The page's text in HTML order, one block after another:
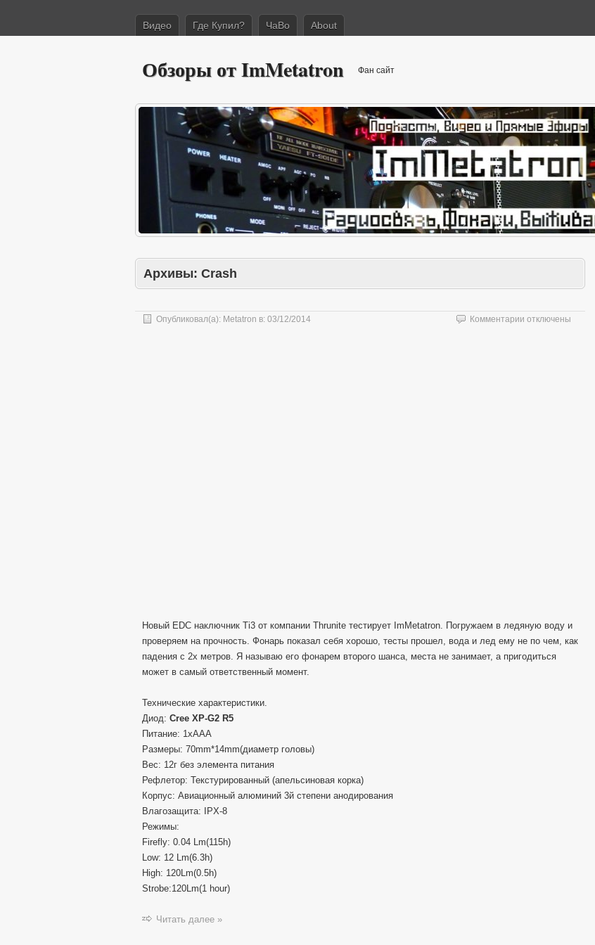
Видео Где Купил? ЧаВо About
Обзоры от ImMetatron Фан сайт
Архивы: Crash
Опубликовал(а): Metatron в: 03/12/2014 Комментарии котключены
Новый EDC наключник Ti3 от компании Thrunite тестирует ImMetatron. Погружаем в ледяную воду и
проверяем на прочность. Фонарь показал себя хорошо, тесты прошел, вода и лед ему не по чем, как
падения с 2х метров. Я называю его фонарем второго шанса, места не занимает, а пригодиться
может в самый ответственный момент.
Технические характеристики.
Диод: Cree XP-G2 R5
Питание: 1xAAA
Размеры: 70mm*14mm(диаметр головы)
Вес: 12г без элемента питания
Рефлетор: Текстурированный (апельсиновая корка)
Корпус: Авиационный алюминий 3й степени анодирования
Влагозащита: IPX-8
Режимы:
Firefly: 0.04 Lm(115h)
Low: 12 Lm(6.3h)
High: 120Lm(0.5h)
Strobe:120Lm(1 hour)
Читать далее »